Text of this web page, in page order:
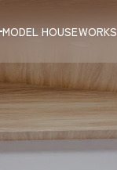
MODEL HOUSEWORKS